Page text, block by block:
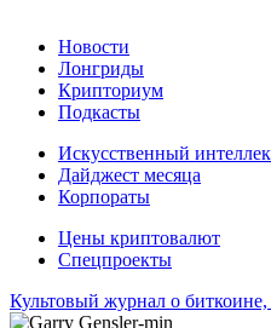
Новости
Лонгриды
Крипториум
Подкасты
Искусственный
Дайджест месяца
Корпораты
Цены криптовалют
Спецпроекты
Культовый журнал о